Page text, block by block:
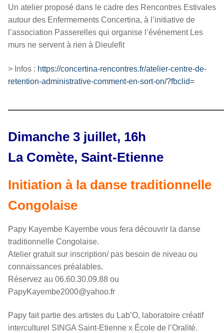
Un atelier proposé dans le cadre des Rencontres Estivales
autour des Enfermements Concertina, à l’initiative de
l’association Passerelles qui organise l’événement Les
murs ne servent à rien à Dieulefit
> Infos : https://concertina-rencontres.fr/atelier-centre-de-
retention-administrative-comment-en-sort-on/?fbclid=
Dimanche 3 juillet, 16h
La Comète, Saint-Etienne
Initiation à la danse traditionnelle
Congolaise
Papy Kayembe Kayembe vous fera découvrir la danse
traditionnelle Congolaise.
Atelier gratuit sur inscription/ pas besoin de niveau ou
connaissances préalables.
Réservez au 06.60.30.09.88 ou
PapyKayembe2000@yahoo.fr
Papy fait partie des artistes du Lab’O, laboratoire créatif
interculturel SINGA Saint-Etienne x École de l’Oralité.